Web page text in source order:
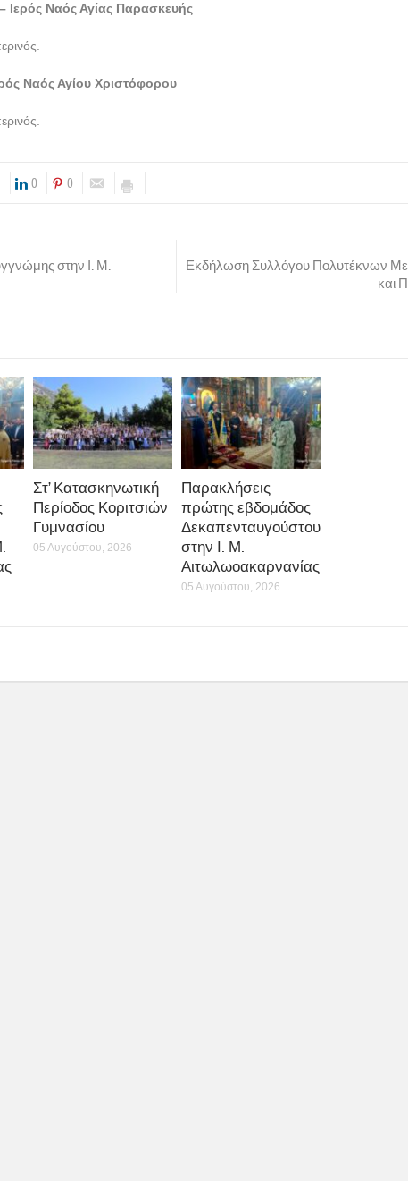
Ιερός Ναός Αγίας Παρασκευής
Ναός Αγίου Χριστόφορου
0 0
στην Ι. Μ.
Εκδήλωση Συλλόγου Πολυτέκνων
και
Στ’ Κατασκηνωτική
Περίοδος Κοριτσιών
Γυμνασίου
05 Αυγούστου, 2026
Παρακλήσεις
πρώτης εβδομάδος
Δεκαπενταυγούστου
στην Ι. Μ.
Αιτωλωοακαρνανίας
05 Αυγούστου, 2026